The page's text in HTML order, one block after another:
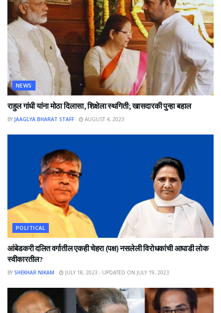
NEWS
राहुल गांधी यांना मोठा दिलासा, शिक्षेला स्थगिती; खासदारकी पुन्हा बहाल
BY JAAGLYA BHARAT STAFF AUGUST 4, 2023
POLITICAL
आंबेडकरी दलित वर्गातील एकही चेहरा (पक्ष) नसलेली विरोधकांची आघाडी लोक
स्वीकारतील?
BY SHEKHAR NIKAM JULY 18, 2023 - UPDATED ON JULY 19, 2023